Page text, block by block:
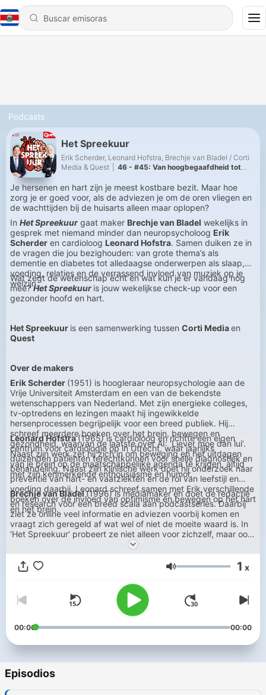
Podcasts
Het Spreekuur
Erik Scherder, Leonard Hofstra, Brechje van Bladel / Corti
Media & Quest
46 - #45: Van hoogbegaafdheid tot
Je hersenen en hart zijn je meest kostbare bezit. Maar hoe
zorg je er goed voor, als de adviezen je om de oren vliegen en
de wachttijden bij de huisarts alleen maar oplopen?
In Het Spreekuur gaat maker Brechje van Bladel wekelijks in
gesprek met niemand minder dan neuropsycholoog Erik
Scherder en cardioloog Leonard Hofstra. Samen duiken ze in
de vragen die jou bezighouden: van grote thema’s als
dementie en diabetes tot alledaagse onderwerpen als slaap,
voeding, relaties en de verrassend invloed van muziek op je
welzijn.
Wat zegt de wetenschap écht en wat kun je er vandaag nog
mee?Het Spreekuur is jouw wekelijkse check-up voor een
gezonder hoofd en hart.
Het Spreekuur is een samenwerking tussen Corti Mediaen
Quest
Over de makers
Erik Scherder (1951) is hoogleraar neuropsychologie aan de
Vrije Universiteit Amsterdam en een van de bekendste
wetenschappers van Nederland. Met zijn energieke colleges,
tv-optredens en lezingen maakt hij ingewikkelde
hersenprocessen begrijpelijk voor een breed publiek. Hij
schreef meerdere boeken over het brein, bewegen en
gezondheid, waarvan de laatste over AI: ‘Liever moe dan lui’.
Naast zijn werk zet hij zich in om beweging en het uitdagen
van je brein op de maatschappelijke agenda te krijgen, altijd
met zijn kenmerkende enthousiasme en humor.
Leonard Hofstra(1965) is cardioloog en richtte een eigen
centrum voor cardiologie op in Utrecht, waar jaarlijks
duizenden patiënten terechtkunnen voor snelle diagnostiek en
behandeling. Naast zijn klinische werk doet hij onderzoek naar
preventie van hart- en vaatziekten en de rol van leefstijl en
voeding daarbij. Leonard schreef samen met Erik verschillende
boeken over de invloed van optimisme en bewegen op het hart
en het brein.
Brechje van Bladel(1996) is mediamaker en doet de redactie
en research voor een breed scala aan podcastseries. Daarbij
ziet ze online veel informatie en adviezen voorbij komen en
vraagt zich geregeld af wat wel of niet de moeite waard is. In
‘Het Spreekuur’ probeert ze niet alleen voor zichzelf, maar ook
voor de luisteraars een weg te vinden door tegenstrijdige
gezondheidstips en hardnekkige lifestylemythes.
Volumen 1 x
00:00 00:00
Episodios